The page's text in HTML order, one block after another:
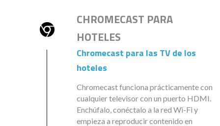
CHROMECAST PARA
HOTELES
Chromecast para las TV de los
hoteles
Chromecast funciona prácticamente con
cualquier televisor con un puerto HDMI.
Enchúfalo, conéctalo a la red Wi-Fi y
empieza a reproducir contenido en